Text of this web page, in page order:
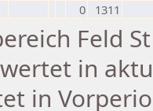
0 1311
Feld
in
in